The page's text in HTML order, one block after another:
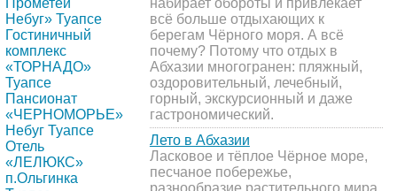
Прометей
Небуг» Туапсе
Гостиничный
комплекс
«ТОРНАДО»
Туапсе
Пансионат
«ЧЕРНОМОРЬЕ»
Небуг Туапсе
Отель
«ЛЕЛЮКС»
п.Ольгинка
всё больше отдыхающих к
берегам Чёрного моря. А всё
почему? Потому что отдых в
Абхазии многогранен: пляжный,
оздоровительный, лечебный,
горный, экскурсионный и даже
гастрономический.
Лето в Абхазии
Ласковое и тёплое Чёрное море,
песчаное побережье,
разнообразие растительного мира,